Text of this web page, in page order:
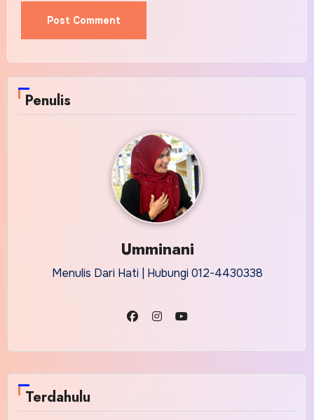
Penulis
Umminani
Menulis Dari Hati | Hubungi 012-4430338
Terdahulu